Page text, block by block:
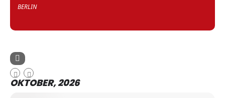
BERLIN
OKTOBER, 2026